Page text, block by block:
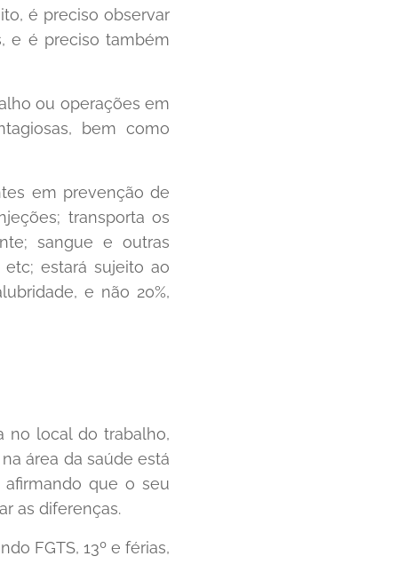
é preciso observar
e é preciso também
ou operações em
bem como
em prevenção de
transporta os
sangue e outras
estará sujeito ao
e não 20%,
no local do trabalho,
área da saúde está
que o seu
as diferenças.
FGTS, 13º e férias,